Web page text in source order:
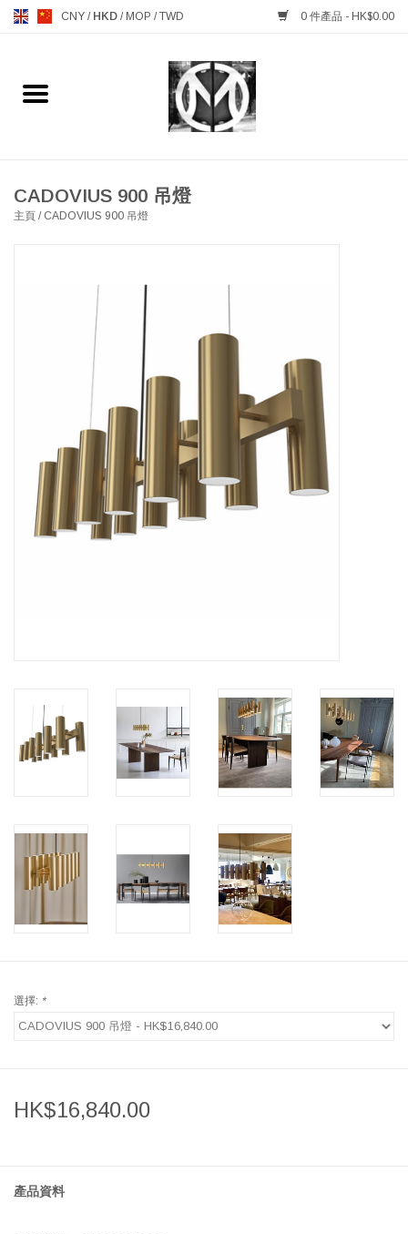
CNY / HKD / MOP /TWD 0 件產品 - HK$0.00
主頁
MANKS ANTIQUES 古董
TABLEWARE 餐具
GIFTS & DECORATIVE 禮品
HEALTHY LIVING 健康家居
LATEST ARRIVALS 最新扺港
MATER 系列
Gift cards
CADOVIUS 900 吊燈
主頁 / CADOVIUS 900 吊燈
選擇: *
HK$16,840.00
產品資料